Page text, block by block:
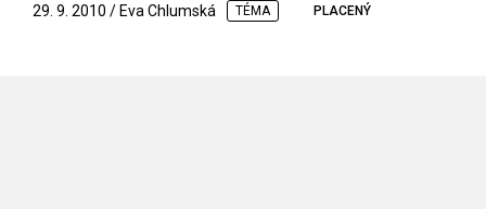
29. 9. 2010 / Eva Chlumská TÉMA PLACENÝ